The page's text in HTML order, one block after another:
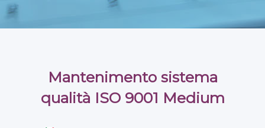
Mantenimento sistema
qualità ISO 9001 Medium